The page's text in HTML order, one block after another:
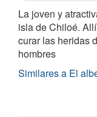
La joven y
isla de Chiloé.
curar las heridas
hombres
Similares a El